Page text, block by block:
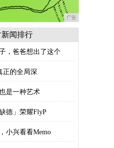
广告
新闻排行
，爸爸想出了这个
正的全局深
是一种艺术
德」荣耀FlyP
小兴看看Memo